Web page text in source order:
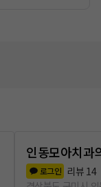
인동모아치과
로그인 리뷰 14